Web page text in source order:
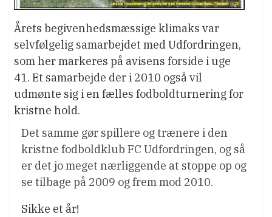
Årets begivenhedsmæssige klimaks var
selvfølgelig samarbejdet med Udfordringen,
som her markeres på avisens forside i uge
41. Et samarbejde der i 2010 også vil
udmønte sig i en fælles fodboldturnering for
kristne hold.
Det samme gør spillere og trænere i den
kristne fodboldklub FC Udfordringen, og så
er det jo meget nærliggende at stoppe op og
se tilbage på 2009 og frem mod 2010.
Sikke et år!